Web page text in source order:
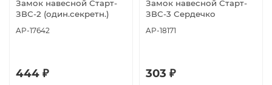
Замок навесной Старт-
ЗВС-2 (один.секретн.)
AP-17642
444 ₽
Замок навесной Старт-
ЗВС-3 Сердечко
AP-18171
303 ₽